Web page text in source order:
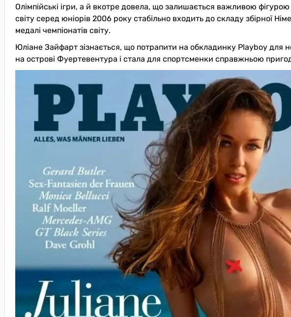
Олімпійські ігри, а й вкотре довела, що залишається важливою
світу серед юніорів 2006 року стабільно входить до складу збірної
медалі чемпіонатів світу.
Юліане Зайфарт зізнається, що потрапити на обкладинку Playboy для
на острові Фуертевентура і стала для спортсменки справжньою